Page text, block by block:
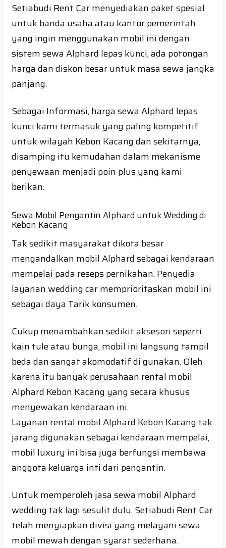
Setiabudi Rent Car menyediakan paket spesial
untuk banda usaha atau kantor pemerintah
yang ingin menggunakan mobil ini dengan
sistem sewa Alphard lepas kunci, ada potongan
harga dan diskon besar untuk masa sewa jangka
panjang.
Sebagai Informasi, harga sewa Alphard lepas
kunci kami termasuk yang paling kompetitif
untuk wilayah Kebon Kacang dan sekitarnya,
disamping itu kemudahan dalam mekanisme
penyewaan menjadi poin plus yang kami
berikan.
Sewa Mobil Pengantin Alphard untuk Wedding di
Kebon Kacang
Tak sedikit masyarakat dikota besar
mengandalkan mobil Alphard sebagai kendaraan
mempelai pada reseps pernikahan. Penyedia
layanan wedding car memprioritaskan mobil ini
sebagai daya Tarik konsumen.
Cukup menambahkan sedikit aksesori seperti
kain tule atau bunga, mobil ini langsung tampil
beda dan sangat akomodatif di gunakan. Oleh
karena itu banyak perusahaan rental mobil
Alphard Kebon Kacang yang secara khusus
menyewakan kendaraan ini.
Layanan rental mobil Alphard Kebon Kacang tak
jarang digunakan sebagai kendaraan mempelai,
mobil luxury ini bisa juga berfungsi membawa
anggota keluarga inti dari pengantin.
Untuk memperoleh jasa sewa mobil Alphard
wedding tak lagi sesulit dulu. Setiabudi Rent Car
telah menyiapkan divisi yang melayani sewa
mobil mewah dengan syarat sederhana.